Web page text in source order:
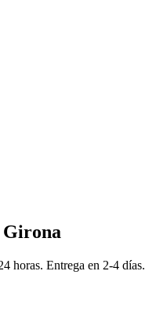
Girona
horas. Entrega en 2-4 días.